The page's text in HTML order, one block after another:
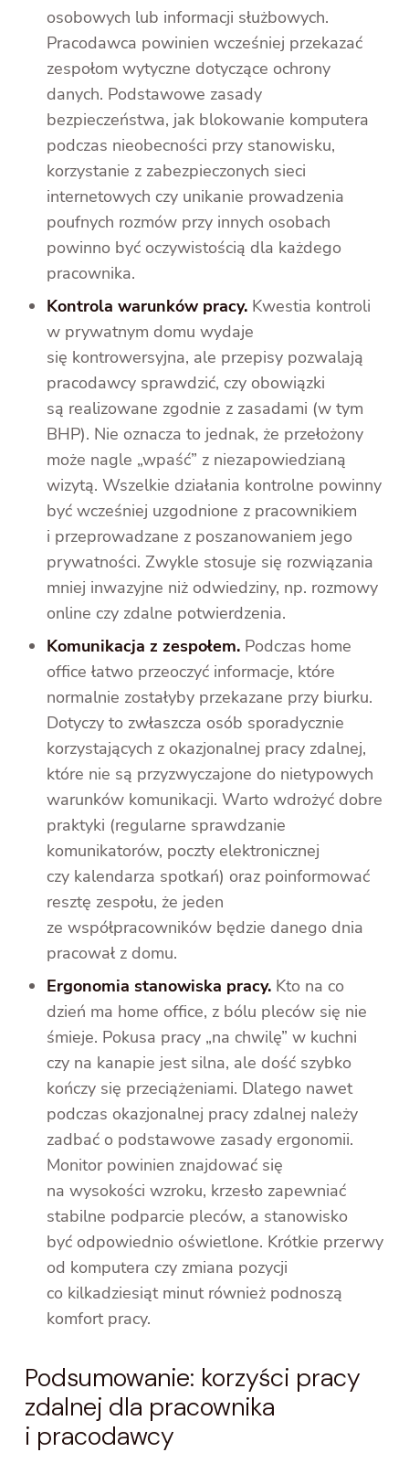
osobowych lub informacji służbowych.
Pracodawca powinien wcześniej przekazać
zespołom wytyczne dotyczące ochrony
danych. Podstawowe zasady
bezpieczeństwa, jak blokowanie komputera
podczas nieobecności przy stanowisku,
korzystanie z zabezpieczonych sieci
internetowych czy unikanie prowadzenia
poufnych rozmów przy innych osobach
powinno być oczywistością dla każdego
pracownika.
Kontrola warunków pracy.Kwestia kontroli
w prywatnym domu wydaje
się kontrowersyjna, ale przepisy pozwalają
pracodawcy sprawdzić, czy obowiązki
są realizowane zgodnie z zasadami (w tym
BHP). Nie oznacza to jednak, że przełożony
może nagle „wpaść” z niezapowiedzianą
wizytą. Wszelkie działania kontrolne powinny
być wcześniej uzgodnione z pracownikiem
i przeprowadzane z poszanowaniem jego
prywatności. Zwykle stosuje się rozwiązania
mniej inwazyjne niż odwiedziny, np. rozmowy
online czy zdalne potwierdzenia.
Komunikacja z zespołem.Podczas home
office łatwo przeoczyć informacje, które
normalnie zostałyby przekazane przy biurku.
Dotyczy to zwłaszcza osób sporadycznie
korzystających z okazjonalnej pracy zdalnej,
które nie są przyzwyczajone do nietypowych
warunków komunikacji. Warto wdrożyć dobre
praktyki (regularne sprawdzanie
komunikatorów, poczty elektronicznej
czy kalendarza spotkań) oraz poinformować
resztę zespołu, że jeden
ze współpracowników będzie danego dnia
pracował z domu.
Ergonomia stanowiska pracy.Kto na co
dzień ma home office, z bólu pleców się nie
śmieje. Pokusa pracy „na chwilę” w kuchni
czy na kanapie jest silna, ale dość szybko
kończy się przeciążeniami. Dlatego nawet
podczas okazjonalnej pracy zdalnej należy
zadbać o podstawowe zasady ergonomii.
Monitor powinien znajdować się
na wysokości wzroku, krzesło zapewniać
stabilne podparcie pleców, a stanowisko
być odpowiednio oświetlone. Krótkie przerwy
od komputera czy zmiana pozycji
co kilkadziesiąt minut również podnoszą
komfort pracy.
Podsumowanie: korzyści pracy
zdalnej dla pracownika
i pracodawcy